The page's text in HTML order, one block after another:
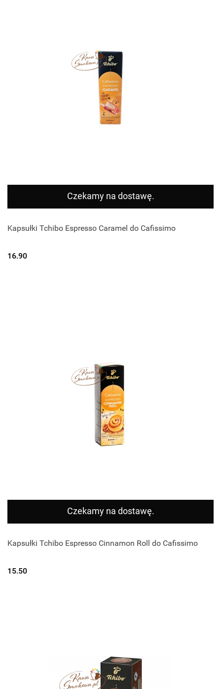
Czekamy na dostawę.
Kapsułki Tchibo Espresso Caramel do Cafissimo
16.90
Czekamy na dostawę.
Kapsułki Tchibo Espresso Cinnamon Roll do Cafissimo
15.50